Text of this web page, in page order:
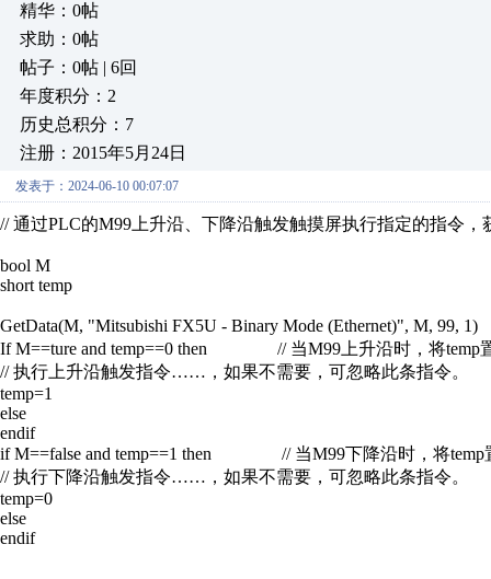
精华：0帖
求助：0帖
帖子：0帖 | 6回
年度积分：2
历史总积分：7
注册：2015年5月24日
发表于：2024-06-10 00:07:07
// 通过PLC的M99上升沿、下降沿触发触摸屏执行指定的指令
bool M
short temp
GetData(M, "Mitsubishi FX5U - Binary Mode (Ethernet)", M,
If M==ture and temp==0 then // 当M99上升沿时，将temp
// 执行上升沿触发指令……，如果不需要，可忽略此条指令。
temp=1
else
endif
if M==false and temp==1 then // 当M99下降沿时，将temp
// 执行下降沿触发指令……，如果不需要，可忽略此条指令。
temp=0
else
endif